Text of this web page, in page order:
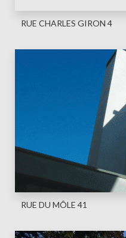
RUE CHARLES GIRON 4
RUE DU MÔLE 41